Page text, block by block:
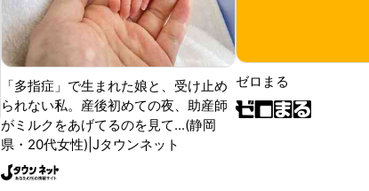
「多指症」で生まれた娘と、受け止め
られない私。産後初めての夜、助産師
がミルクをあげてるのを見て...(静岡
県・20代女性)|Jタウンネット
ゼロまる